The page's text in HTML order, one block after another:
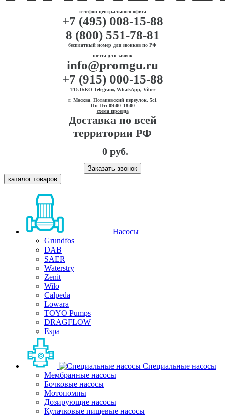
телефон центрального офиса
+7 (495) 008-15-88
8 (800) 551-78-81
бесплатный номер для звонков по РФ
почта для заявок
info@promgu.ru
+7 (915) 000-15-88
ТОЛЬКО Telegram, WhatsApp, Viber
г. Москва, Потаповский переулок, 5с1
Пн-Пт: 09:00–18:00
схема проезда
Доставка по всей
территории РФ
0 руб.
Заказать звонок
каталог товаров
Насосы
Grundfos
DAB
SAER
Waterstry
Zenit
Wilo
Calpeda
Lowara
TOYO Pumps
DRAGFLOW
Espa
Специальные насосы
Мембранные насосы
Бочковые насосы
Мотопомпы
Дозирующие насосы
Кулачковые пищевые насосы